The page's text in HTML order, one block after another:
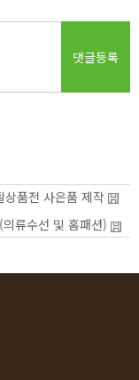
댓글등록
품전 사은품 제작
류수선 및 홈패션)